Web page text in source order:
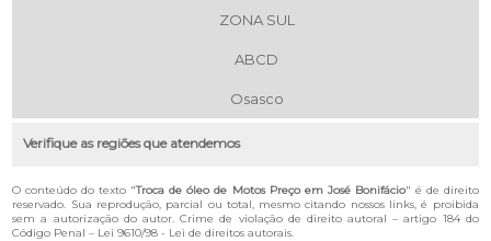
ZONA SUL
ABCD
Osasco
Verifique as regiões que atendemos
O conteúdo do texto "Troca de óleo de Motos Preço em José Bonifácio" é de direito
reservado. Sua reprodução, parcial ou total, mesmo citando nossos links, é proibida
sem a autorização do autor. Crime de violação de direito autoral – artigo 184 do
Código Penal – Lei 9610/98 - Lei de direitos autorais.